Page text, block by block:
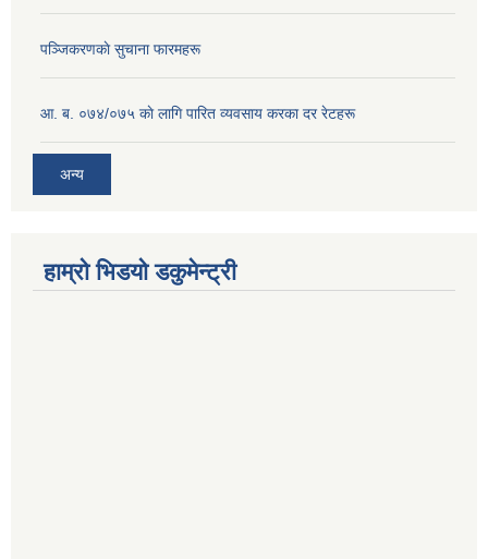
पञ्जिकरणकाे सुचाना फारमहरू
आ. ब. ०७४/०७५ काे लागि पारित व्यवसाय करका दर रेटहरू
अन्य
हाम्रो भिडयो डकुमेन्ट्री